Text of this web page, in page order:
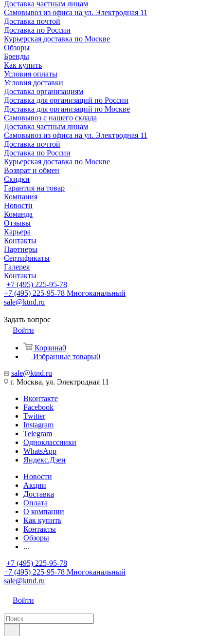
Доставка частным лицам
Самовывоз из офиса на ул. Электродная 11
Доставка почтой
Доставка по России
Курьерская доставка по Москве
Обзоры
Бренды
Как купить
Условия оплаты
Условия доставки
Доставка организациям
Доставка для организаций по России
Доставка для организаций по Москве
Самовывоз с нашего склада
Доставка частным лицам
Самовывоз из офиса на ул. Электродная 11
Доставка почтой
Доставка по России
Курьерская доставка по Москве
Возврат и обмен
Скидки
Гарантия на товар
Компания
Новости
Команда
Отзывы
Карьера
Контакты
Партнеры
Сертификаты
Галерея
Контакты
+7 (495) 225-95-78
+7 (495) 225-95-78 Многоканальный
sale@ktnd.ru
Задать вопрос
Войти
Корзина0
Избранные товары0
sale@ktnd.ru
г. Москва, ул. Электродная 11
Вконтакте
Facebook
Twitter
Instagram
Telegram
Одноклассники
WhatsApp
Яндекс.Дзен
Новости
Акции
Доставка
Оплата
О компании
Как купить
Контакты
Обзоры
...
+7 (495) 225-95-78
+7 (495) 225-95-78 Многоканальный
sale@ktnd.ru
Войти